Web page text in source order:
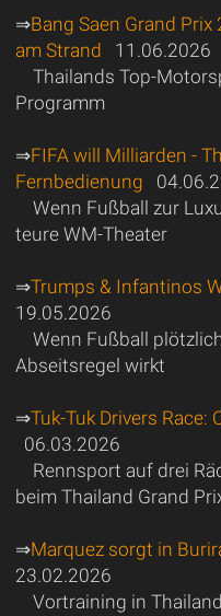
⇒Bang Saen Grand
am Strand 11.06.2026
Thailands Top-
Programm
⇒FIFA will Milliarden -
Fernbedienung
Wenn Fußball zur
teure WM-Theater
⇒Trumps & Infantinos
19.05.2026
Wenn Fußball
Abseitsregel wirkt
⇒Tuk-Tuk Drivers Race:
06.03.2026
Rennsport auf drei
beim Thailand Grand
⇒Marquez sorgt in
23.02.2026
Vortraining in